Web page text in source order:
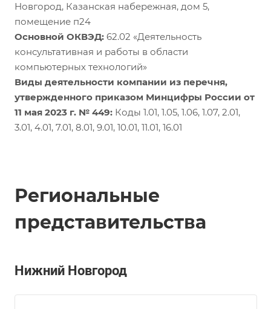
Новгород, Казанская набережная, дом 5,
помещение п24
Основной ОКВЭД: 62.02 «Деятельность
консультативная и работы в области
компьютерных технологий»
Виды деятельности компании из перечня,
утвержденного приказом Минцифры России от
11 мая 2023 г. № 449: Коды 1.01, 1.05, 1.06, 1.07, 2.01,
3.01, 4.01, 7.01, 8.01, 9.01, 10.01, 11.01, 16.01
Региональные
представительства
Нижний Новгород